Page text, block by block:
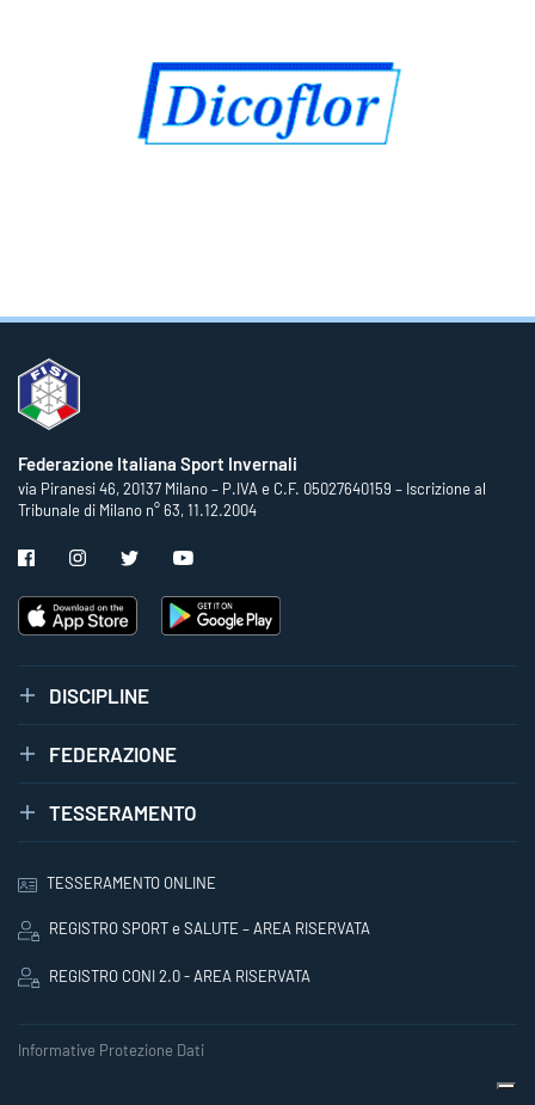
Federazione Italiana Sport Invernali
via Piranesi 46, 20137 Milano – P.IVA e C.F. 05027640159 – Iscrizione al
Tribunale di Milano n° 63, 11.12.2004
DISCIPLINE
FEDERAZIONE
TESSERAMENTO
TESSERAMENTO ONLINE
REGISTRO SPORT e SALUTE – AREA RISERVATA
REGISTRO CONI 2.0 - AREA RISERVATA
Informative Protezione Dati